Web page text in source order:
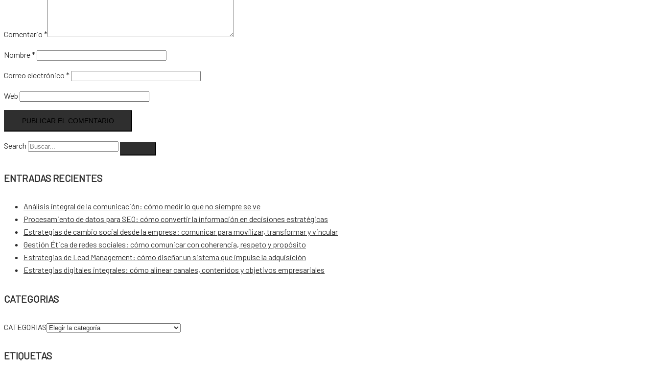
Comentario *
Nombre*
Correo electrónico *
Web
Search
ENTRADAS RECIENTES
Análisis integral de la comunicación: cómo medir lo que no siempre se ve
Procesamiento de datos para SEO: cómo convertir la información en decisiones estratégicas
Estrategias de cambio social desde la empresa: comunicar para movilizar, transformar y vincular
Gestión Ética de redes sociales: cómo comunicar con coherencia, respeto y propósito
Estrategias de Lead Management: cómo diseñar un sistema que impulse la adquisición
Estrategias digitales integrales: cómo alinear canales, contenidos y objetivos empresariales
CATEGORIAS
CATEGORIAS
ETIQUETAS